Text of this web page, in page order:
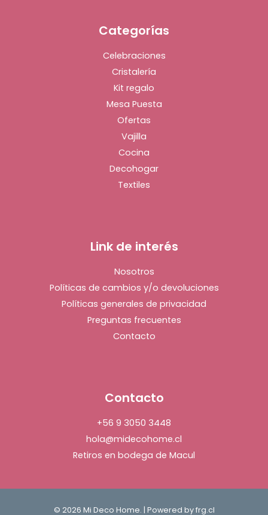
Categorías
Celebraciones
Cristalería
Kit regalo
Mesa Puesta
Ofertas
Vajilla
Cocina
Decohogar
Textiles
Link de interés
Nosotros
Políticas de cambios y/o devoluciones
Políticas generales de privacidad
Preguntas frecuentes
Contacto
Contacto
+56 9 3050 3448
hola@midecohome.cl
Retiros en bodega de Macul
© 2026 Mi Deco Home. | Powered byfrg.cl